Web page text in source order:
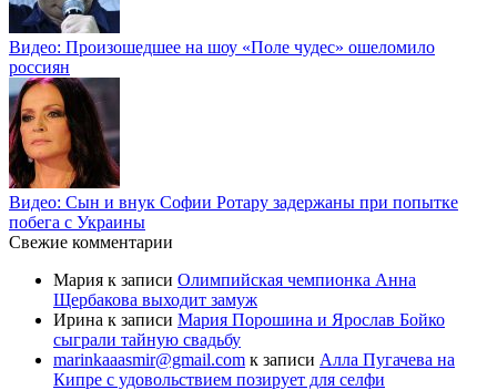
Видео: Произошедшее на шоу «Поле чудес» ошеломило
россиян
Видео: Сын и внук Софии Ротару задержаны при попытке
побега с Украины
Свежие комментарии
Мария к записи Олимпийская чемпионка Анна
Щербакова выходит замуж
Ирина к записи Мария Порошина и Ярослав Бойко
сыграли тайную свадьбу
marinkaaasmir@gmail.com к записи Алла Пугачева на
Кипре с удовольствием позирует для селфи